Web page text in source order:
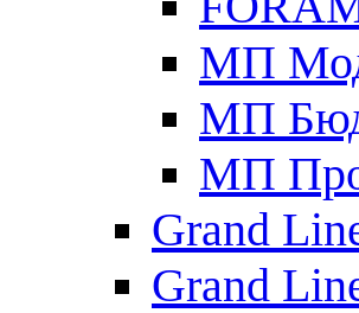
МП
МП
МП
Grand
Grand